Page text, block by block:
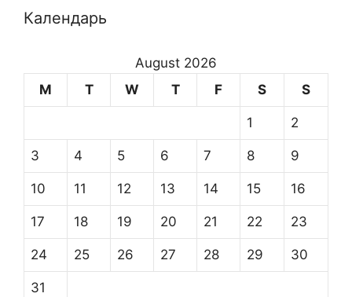
Календарь
August 2026
M
T W T F S S
1 2
3 4 5 6 7 8 9
10 11 12 13 14 15 16
17 18 19 20 21 22 23
24 25 26 27 28 29 30
31